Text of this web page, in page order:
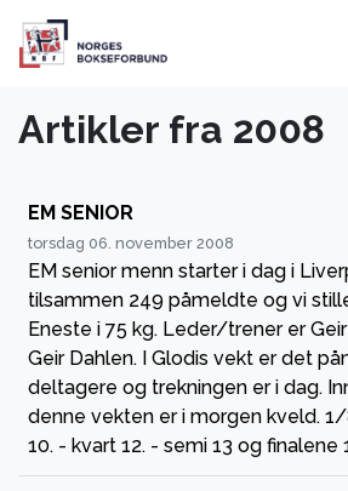
Artikler fra 2008
EM SENIOR
torsdag 06. november 2008
EM senior menn starter i dag i
tilsammen 249 påmeldte og vi
Eneste i 75 kg. Leder/trener er
Geir Dahlen. I Glodis vekt er det
deltagere og trekningen er i dag.
denne vekten er i morgen kveld.
10. - kvart 12. - semi 13 og finalene